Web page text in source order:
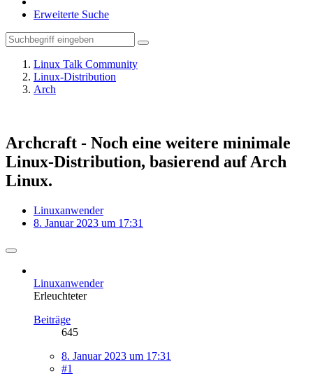
Erweiterte Suche
Linux Talk Community
Linux-Distribution
Arch
Archcraft - Noch eine weitere minimale
Linux-Distribution, basierend auf Arch
Linux.
Linuxanwender
8. Januar 2023 um 17:31
Linuxanwender
Erleuchteter
Beiträge
645
8. Januar 2023 um 17:31
#1